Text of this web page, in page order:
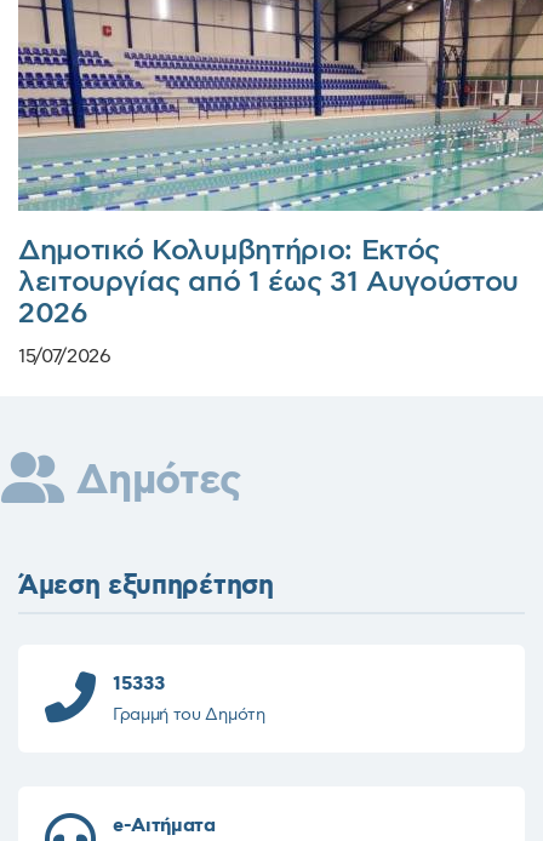
Δημοτικό Κολυμβητήριο: Εκτός
λειτουργίας από 1 έως 31 Αυγούστου
2026
15/07/2026
Δημότες
Άμεση εξυπηρέτηση
15333
Γραμμή του Δημότη
e-Αιτήματα